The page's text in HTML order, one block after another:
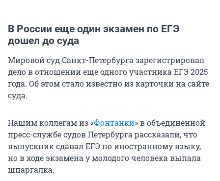
В России еще один экзамен по ЕГЭ
дошел до суда
Мировой суд Санкт-Петербурга зарегистрировал
дело в отношении еще одного участника ЕГЭ 2025
года. Об этом стало известно из карточки на сайте
суда.
Нашим коллегам из «Фонтанки» в объединенной
пресс-службе судов Петербурга рассказали, что
выпускник сдавал ЕГЭ по иностранному языку,
но в ходе экзамена у молодого человека выпала
шпаргалка.